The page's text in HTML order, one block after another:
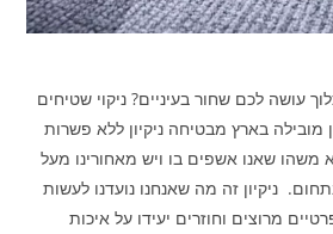
עושה לכם שחור בעיניים? ניקוי שטיחים
בארץ מבטיחה ניקיון ללא פשרות
משהו שאנו אשפים בו ויש מאחורינו מעל
ניקיון זה מה שאנחנו נועדנו לעשות
מרוצים וחוזרים יעידו על איכות